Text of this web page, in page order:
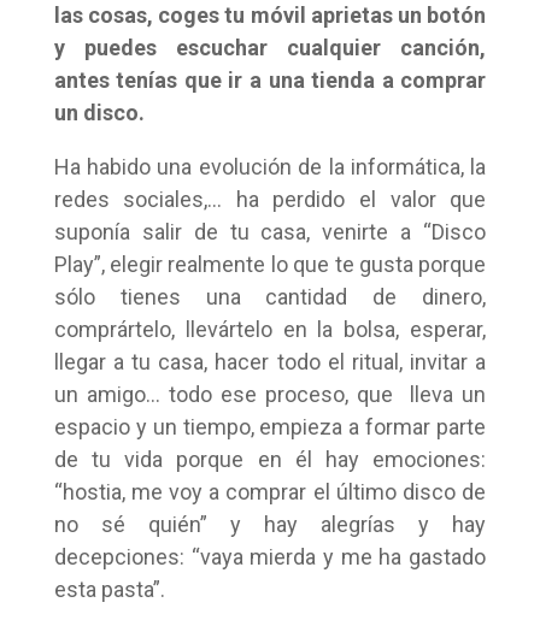
las cosas, coges tu móvil aprietas un botón
y puedes escuchar cualquier canción,
antes tenías que ir a una tienda a comprar
un disco.
Ha habido una evolución de la informática, la
redes sociales,… ha perdido el valor que
suponía salir de tu casa, venirte a “Disco
Play”, elegir realmente lo que te gusta porque
sólo tienes una cantidad de dinero,
comprártelo, llevártelo en la bolsa, esperar,
llegar a tu casa, hacer todo el ritual, invitar a
un amigo… todo ese proceso, que lleva un
espacio y un tiempo, empieza a formar parte
de tu vida porque en él hay emociones:
“hostia, me voy a comprar el último disco de
no sé quién” y hay alegrías y hay
decepciones: “vaya mierda y me ha gastado
esta pasta”.